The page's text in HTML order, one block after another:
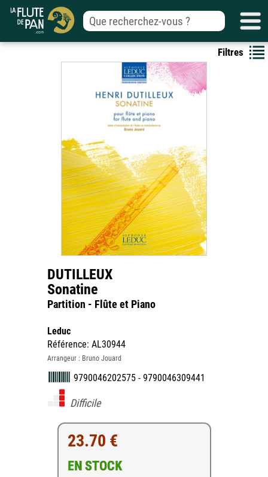
Filtres
DUTILLEUX
Sonatine
Partition - Flûte et Piano
Leduc
Référence: AL30944
Arrangeur : Bruno Jouard
9790046202575 - 9790046309441
Difficile
23.70 €
EN STOCK